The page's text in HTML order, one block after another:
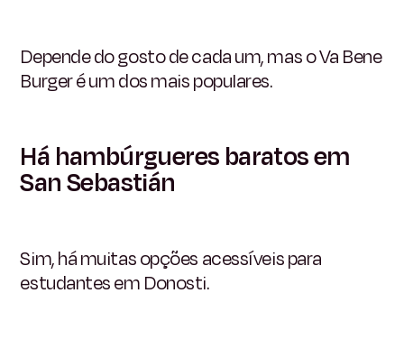
Depende do gosto de cada um, mas o Va Bene
Burger é um dos mais populares.
Há hambúrgueres baratos em
San Sebastián
Sim, há muitas opções acessíveis para
estudantes em Donosti.